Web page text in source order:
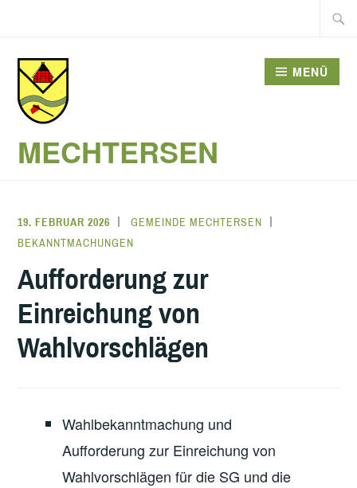
springen
Suche
MECHTERSEN
MENÜ
19. FEBRUAR 2026
GEMEINDE MECHTERSEN
BEKANNTMACHUNGEN
Aufforderung zur
Einreichung von
Wahlvorschlägen
Wahlbekanntmachung und
Aufforderung zur Einreichung von
Wahlvorschlägen für die SG und die